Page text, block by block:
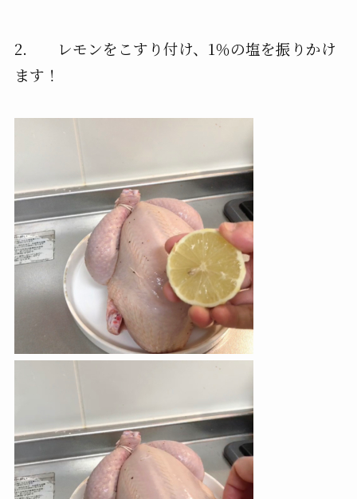
2. レモンをこすり付け、1％の塩を振りかけ
ます！